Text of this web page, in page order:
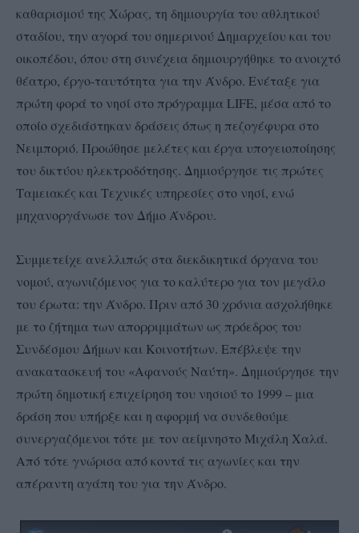
καθαρισμού της Χώρας, τη δημιουργία του αθλητικού
σταδίου, την αγορά του σημερινού Δημαρχείου και του
οικοπέδου, όπου στη συνέχεια δημιουργήθηκε το ανοιχτό
θέατρο, έργο-ταυτότητα για την Άνδρο. Ενέταξε για
πρώτη φορά το νησί στο πρόγραμμα LIFE, μέσα από το
οποίο σχεδιάστηκαν δράσεις όπως η πεζογέφυρα στο
Νειμποριό. Προώθησε μελέτες και έργα υπογειοποίησης
του δικτύου ηλεκτροδότησης. Δημιούργησε τις πρώτες
Ταμειακές και Τεχνικές υπηρεσίες στο νησί, ενώ
μηχανοργάνωσε τον Δήμο Άνδρου.
Συμμετείχε ανελλιπώς στα διεκδικητικά όργανα του
νομού, αγωνιζόμενος για το καλύτερο για τον μεγάλο
του έρωτα: την Άνδρο. Πριν από 30 χρόνια ασχολήθηκε
με το ζήτημα των απορριμμάτων ως πρόεδρος του
Συνδέσμου Δήμων και Κοινοτήτων. Επέβλεψε την
ανακατασκευή του «Αφανούς Ναύτη». Δημιούργησε την
πρώτη δημοτική επιχείρηση του νησιού το 1999 – μια
δράση που υπήρξε και η αφορμή να συνδεθούμε
συνεργαζόμενοι τότε με τον αείμνηστο Μιχάλη Χαλά.
Από τότε γνώρισα από κοντά τις αγωνίες και την
απέραντη αγάπη του για την Άνδρο.